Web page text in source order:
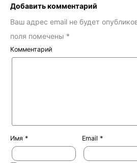
Добавить комментарий
Ваш адрес email не будет
поля помечены *
Комментарий
Имя * Email *